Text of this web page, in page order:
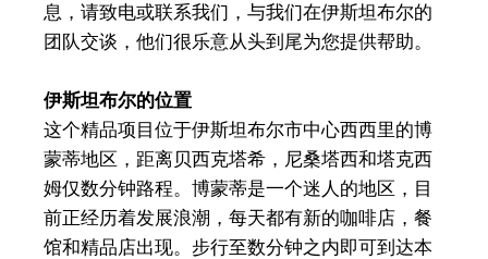
息，请致电或联系我们，与我们在伊斯坦布尔的
团队交谈，他们很乐意从头到尾为您提供帮助。
伊斯坦布尔的位置
这个精品项目位于伊斯坦布尔市中心西西里的博
蒙蒂地区，距离贝西克塔希，尼桑塔西和塔克西
姆仅数分钟路程。博蒙蒂是一个迷人的地区，目
前正经历着发展浪潮，每天都有新的咖啡店，餐
馆和精品店出现。步行至数分钟之内即可到达本